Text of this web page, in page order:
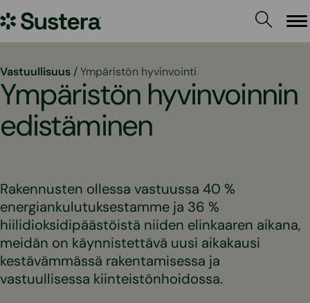
sisältöön
Sustera
Vastuullisuus /Ympäristön hyvinvointi
Ympäristön hyvinvoinnin
edistäminen
Rakennusten ollessa vastuussa 40 %
energiankulutuksestamme ja 36 %
hiilidioksidipäästöistä niiden elinkaaren aikana,
meidän on käynnistettävä uusi aikakausi
kestävämmässä rakentamisessa ja
vastuullisessa kiinteistönhoidossa.